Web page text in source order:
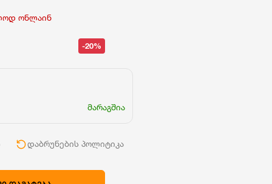
ონლაინ
-20%
მარაგშია
დაბრუნების პოლიტიკა